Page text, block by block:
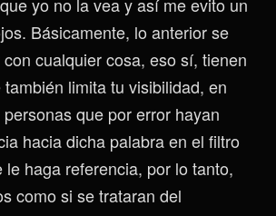
Básicamente, lo anterior se
cualquier cosa, eso sí, tienen
limita tu visibilidad, en
que por error hayan
hacia dicha palabra en el filtro
le haga referencia, por lo tanto,
como si se trataran del